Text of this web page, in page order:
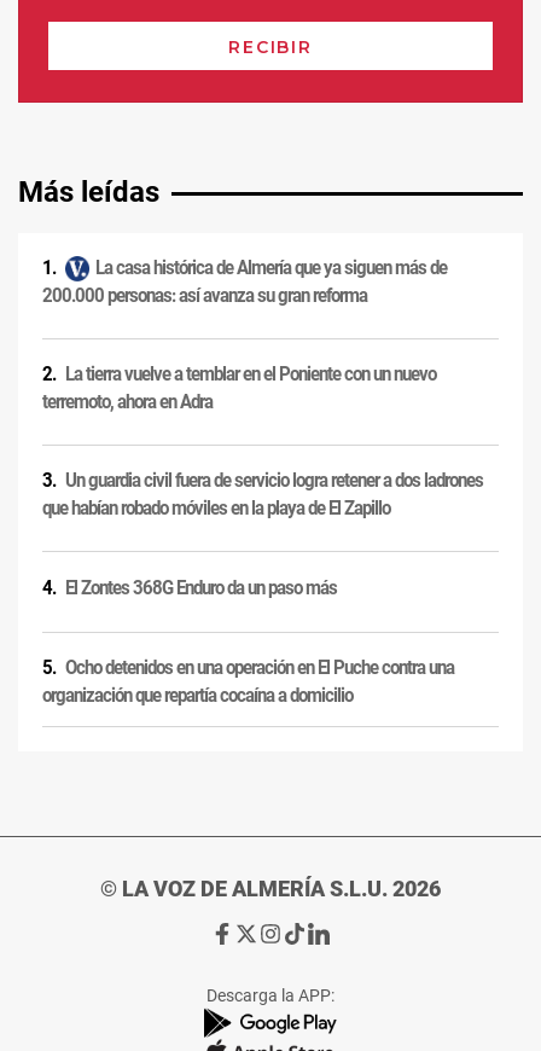
Más leídas
La casa histórica de Almería que ya siguen más de
200.000 personas: así avanza su gran reforma
La tierra vuelve a temblar en el Poniente con un nuevo
terremoto, ahora en Adra
Un guardia civil fuera de servicio logra retener a dos ladrones
que habían robado móviles en la playa de El Zapillo
El Zontes 368G Enduro da un paso más
Ocho detenidos en una operación en El Puche contra una
organización que repartía cocaína a domicilio
© LA VOZ DE ALMERÍA S.L.U. 2026
Ir
de
La
Ir
de
La
Ir
de
La
Ir
de
La
Ir
de
La
Descarga la APP: